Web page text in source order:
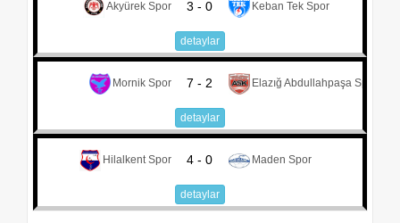
Akyürek Spor 3 - 0 Keban Tek Spor
detaylar
Mornik Spor 7 - 2 Elazığ Abdullahpaşa Spor
detaylar
Hilalkent Spor 4 - 0 Maden Spor
detaylar